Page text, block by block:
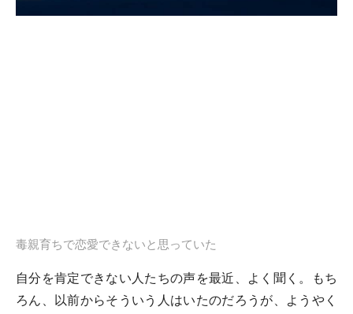
毒親育ちで恋愛できないと思っていた
自分を肯定できない人たちの声を最近、よく聞く。もち
ろん、以前からそういう人はいたのだろうが、ようやく